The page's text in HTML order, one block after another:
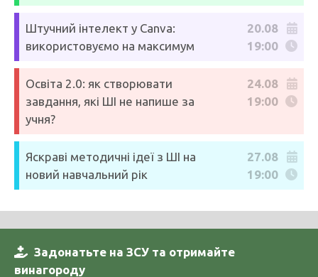
Штучний інтелект у Canva:
використовуємо на максимум
20.08
19:00
Освіта 2.0: як створювати
завдання, які ШІ не напише за
учня?
24.08
19:00
Яскраві методичні ідеї з ШІ на
новий навчальний рік
27.08
19:00
Задонатьте на ЗСУ та отримайте
винагороду